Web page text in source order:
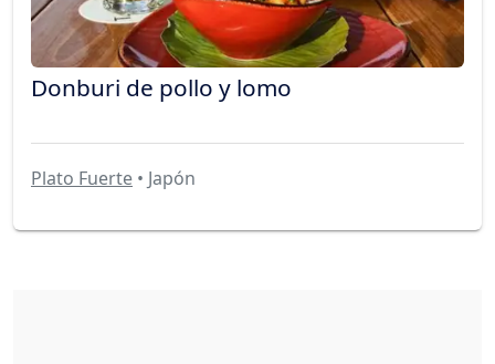
Donburi de pollo y lomo
Plato Fuerte • Japón